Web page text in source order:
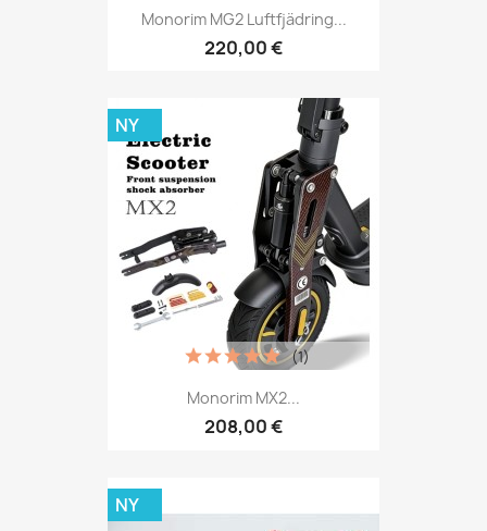
Monorim MG2 Luftfjädring...
220,00 €
Monorim MX2...
208,00 €
(1)
NY
NY